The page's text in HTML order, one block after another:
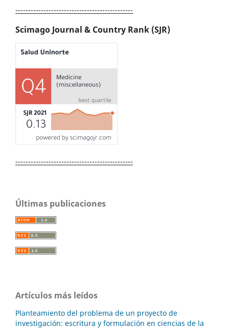
----------------------------------------------
Scimago Journal & Country Rank (SJR)
----------------------------------------------
Últimas publicaciones
Artículos más leídos
Planteamiento del problema de un proyecto de
investigación: escritura y formulación en ciencias de la